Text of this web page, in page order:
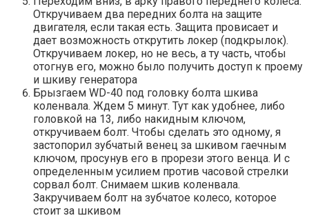
Откручиваем два передних болта на защите
двигателя, если такая есть. Защита провисает и
дает возможность открутить локер (подкрылок).
Откручиваем локер, но не весь, а ту часть, чтобы
отогнув его, можно было получить доступ к проему
и шкиву генератора
Брызгаем WD-40 под головку болта шкива
коленвала. Ждем 5 минут. Тут как удобнее, либо
головкой на 13, либо накидным ключом,
откручиваем болт. Чтобы сделать это одному, я
застопорил зубчатый венец за шкивом гаечным
ключом, просунув его в прорези этого венца. И с
определенным усилием против часовой стрелки
сорвал болт. Снимаем шкив коленвала.
Закручиваем болт на зубчатое колесо, которое
стоит за шкивом